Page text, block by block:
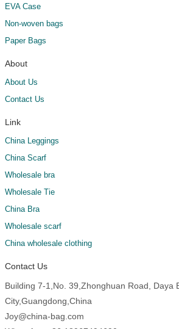
EVA Case
Non-woven bags
Paper Bags
About
About Us
Contact Us
Link
China Leggings
China Scarf
Wholesale bra
Wholesale Tie
China Bra
Wholesale scarf
China wholesale clothing
Contact Us
Building 7-1,No. 39,Zhonghuan Road, Daya
City,Guangdong,China
Joy@china-bag.com